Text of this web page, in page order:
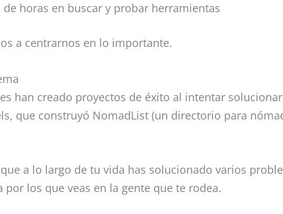
de horas en buscar y probar herramientas
a centrarnos en lo importante.
han creado proyectos de éxito al intentar
que construyó NomadList (un directorio para
a lo largo de tu vida has solucionado varios
los que veas en la gente que te rodea.